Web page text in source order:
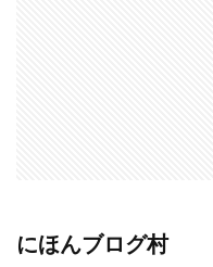
にほんブログ村